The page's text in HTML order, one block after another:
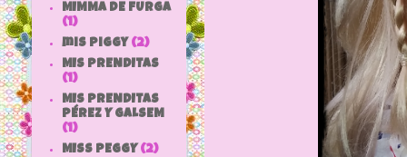
MIMMA DE FURGA
(1)
mis piggy (2)
MIS PRENDITAS
(1)
MIS PRENDITAS
PÉREZ Y GALSEM
(1)
MISS PEGGY (2)